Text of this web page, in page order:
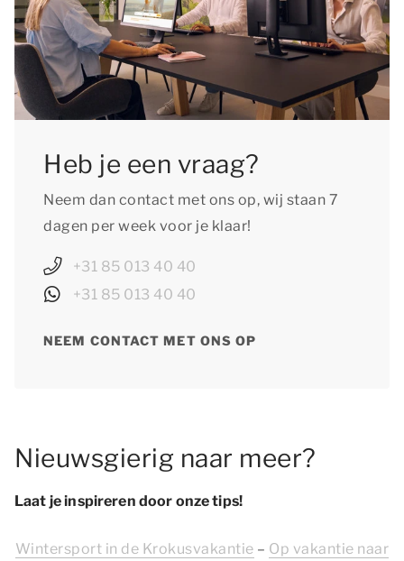
Heb je een vraag?
Neem dan contact met ons op, wij staan 7
dagen per week voor je klaar!
+31 85 013 40 40
+31 85 013 40 40
NEEM CONTACT MET ONS OP
Nieuwsgierig naar meer?
Laat je inspireren door onze tips!
Wintersport in de Krokusvakantie – Op vakantie naar